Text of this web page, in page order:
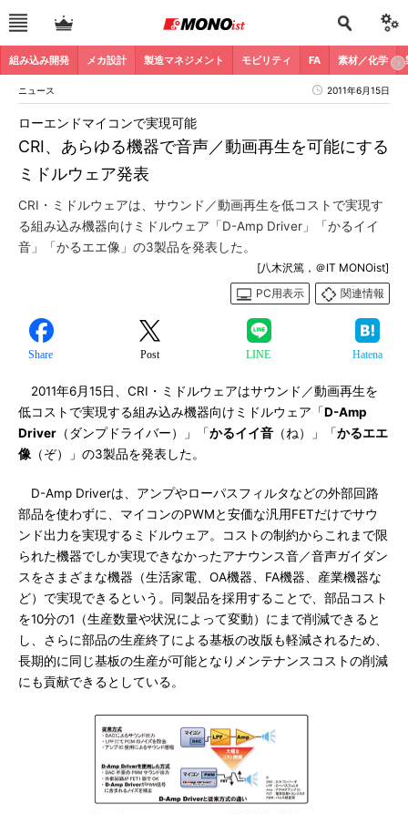
組み込み開発 メカ設計 製造マネジメント モビリティ FA 素材／化学
ニュース 2011年6月15日
CRI、あらゆる機器で音声／動画再生を可能にする
ミドルウェア発表
ローエンドマイコンで実現可能
CRI・ミドルウェアは、サウンド／動画再生を低コストで実現す
る組み込み機器向けミドルウェア「D-Amp Driver」「かるイイ
音」「かるエエ像」の3製品を発表した。
[八木沢篤，＠IT MONOist]
PC用表示
関連情報
Share Post LINE Hatena
2011年6月15日、CRI・ミドルウェアはサウンド／動画再生を
低コストで実現する組み込み機器向けミドルウェア「D-Amp
Driver （ダンプドライバー）」「かるイイ音 （ね）」「かるエエ
像 （ぞ）」の3製品を発表した。
D-Amp Driverは、アンプやローパスフィルタなどの外部回路
部品を使わずに、マイコンのPWMと安価な汎用FETだけでサウ
ンド出力を実現するミドルウェア。コストの制約からこれまで限
られた機器でしか実現できなかったアナウンス音／音声ガイダン
スをさまざまな機器（生活家電、OA機器、FA機器、産業機器な
ど）で実現できるという。同製品を採用することで、部品コスト
を10分の1（生産数量や状況によって変動）にまで削減できると
し、さらに部品の生産終了による基板の改版も軽減されるため、
長期的に同じ基板の生産が可能となりメンテナンスコストの削減
にも貢献できるとしている。